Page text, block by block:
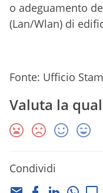
o adeguamento
(Lan/Wlan) di
Fonte: Ufficio
Valuta la
Condividi